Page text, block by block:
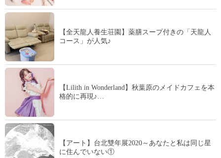
【全天龍人養生荘園】薬膳スープ付きの「天龍人
コース」が人気♪
【Lilith in Wonderland】秋葉原のメイドカフェを本
格的に再現♪…
【アート】台北雙年展2020～あなたと私は同じ星
に住んでいない①